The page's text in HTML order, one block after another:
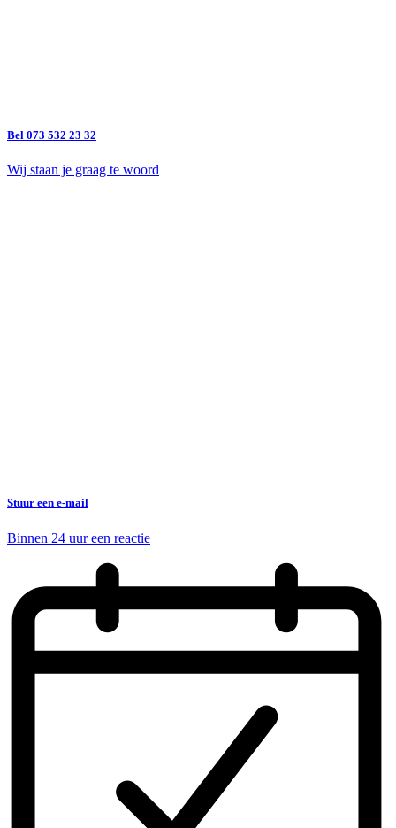
Bel 073 532 23 32
Wij staan je graag te woord
Stuur een e-mail
Binnen 24 uur een reactie